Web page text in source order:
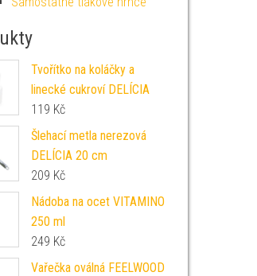
Tvořítko na koláčky a
linecké cukroví DELÍCIA
119 Kč
Šlehací metla nerezová
DELÍCIA 20 cm
209 Kč
Nádoba na ocet VITAMINO
250 ml
249 Kč
Vařečka oválná FEELWOOD